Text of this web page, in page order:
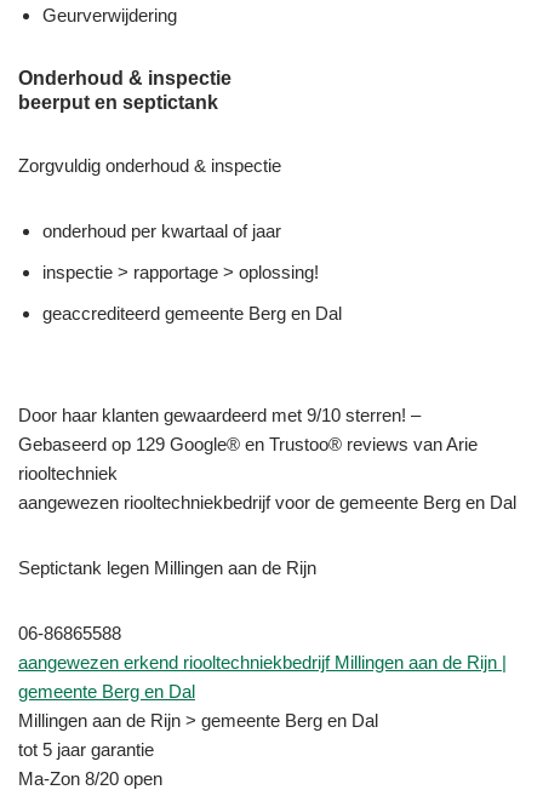
Geurverwijdering
Onderhoud & inspectie
beerput en septictank
Zorgvuldig onderhoud & inspectie
onderhoud per kwartaal of jaar
inspectie > rapportage > oplossing!
geaccrediteerd gemeente Berg en Dal
Door haar klanten gewaardeerd met 9/10 sterren! –
Gebaseerd op 129 Google® en Trustoo® reviews van Arie
riooltechniek
aangewezen riooltechniekbedrijf voor de gemeente Berg en Dal
Septictank legen Millingen aan de Rijn
06-86865588
aangewezen erkend riooltechniekbedrijf Millingen aan de Rijn |
gemeente Berg en Dal
Millingen aan de Rijn > gemeente Berg en Dal
tot 5 jaar garantie
Ma-Zon 8/20 open